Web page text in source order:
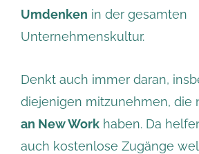
Umdenken in der gesamten
Unternehmenskultur.
Denkt auch immer daran,
diejenigen mitzunehmen, die
an New Work haben. Da
auch kostenlose Zugänge